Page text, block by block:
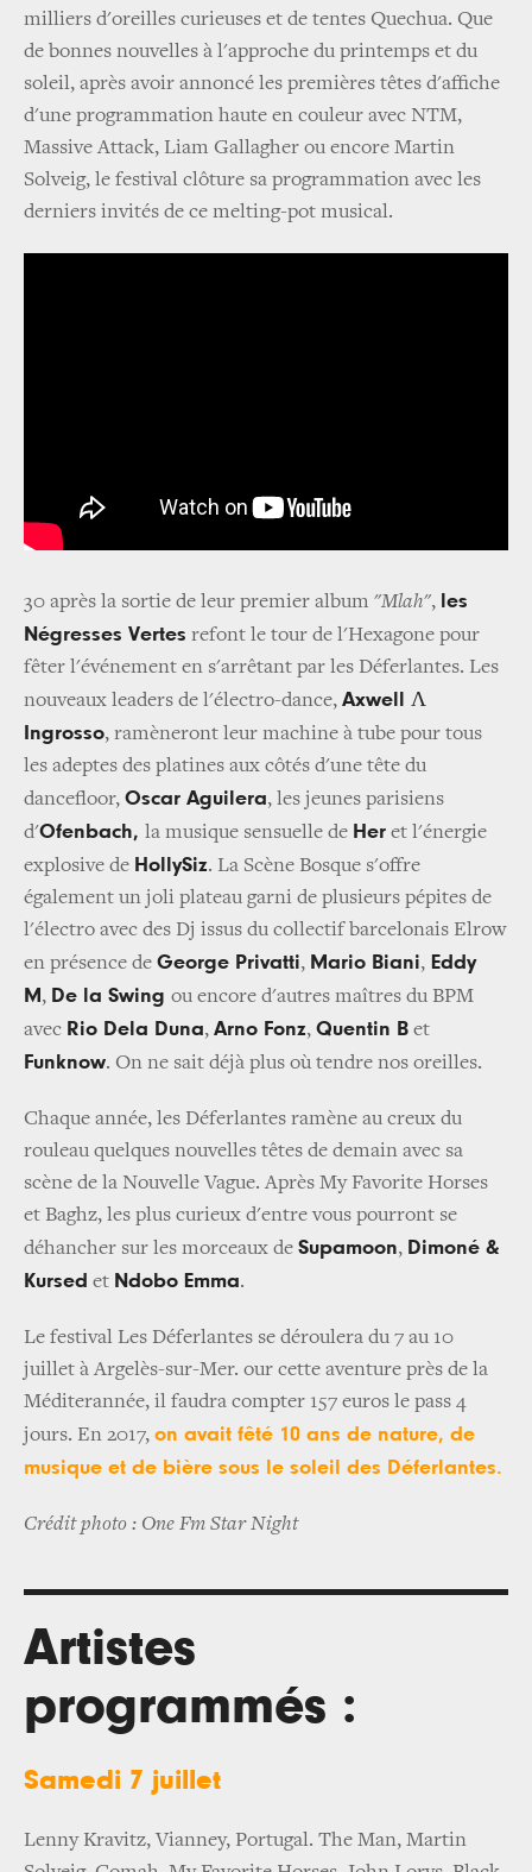
milliers d'oreilles curieuses et de tentes Quechua. Que
de bonnes nouvelles à l'approche du printemps et du
soleil, après avoir annoncé les premières têtes d'affiche
d'une programmation haute en couleur avec NTM,
Massive Attack, Liam Gallagher ou encore Martin
Solveig, le festival clôture sa programmation avec les
derniers invités de ce melting-pot musical.
30 après la sortie de leur premier album "Mlah", les
Négresses Vertes refont le tour de l'Hexagone pour
fêter l'événement en s'arrêtant par les Déferlantes. Les
nouveaux leaders de l'électro-dance, Axwell Λ
Ingrosso, ramèneront leur machine à tube pour tous
les adeptes des platines aux côtés d'une tête du
dancefloor, Oscar Aguilera, les jeunes parisiens
d'Ofenbach, la musique sensuelle de Her et l'énergie
explosive de HollySiz. La Scène Bosque s'offre
également un joli plateau garni de plusieurs pépites de
l'électro avec des Dj issus du collectif barcelonais Elrow
en présence de George Privatti, Mario Biani, Eddy
M , De la Swing ou encore d'autres maîtres du BPM
avec Rio Dela Duna, Arno Fonz, Quentin B et
Funknow. On ne sait déjà plus où tendre nos oreilles.
Chaque année, les Déferlantes ramène au creux du
rouleau quelques nouvelles têtes de demain avec sa
scène de la Nouvelle Vague. Après My Favorite Horses
et Baghz, les plus curieux d'entre vous pourront se
déhancher sur les morceaux de Supamoon, Dimoné &
Kursed et Ndobo Emma.
Le festival Les Déferlantes se déroulera du 7 au 10
juillet à Argelès-sur-Mer. our cette aventure près de la
Méditerannée, il faudra compter 157 euros le pass 4
jours. En 2017, on avait fêté 10 ans de nature, de
musique et de bière sous le soleil des Déferlantes.
Crédit photo : One Fm Star Night
Artistes
programmés :
Samedi 7 juillet
Lenny Kravitz, Vianney, Portugal. The Man, Martin